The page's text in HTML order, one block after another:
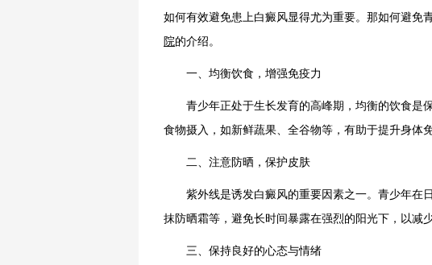
如何有效避免患上白癜风显得尤为重要。那如何避免
院的介绍。
一、均衡饮食，增强免疫力
青少年正处于生长发育的高峰期，均衡的饮食是
食物摄入，如新鲜蔬果、全谷物等，有助于提升身体
二、注意防晒，保护皮肤
紫外线是诱发白癜风的重要因素之一。青少年在
抹防晒霜等，避免长时间暴露在强烈的阳光下，以减
三、保持良好的心态与情绪